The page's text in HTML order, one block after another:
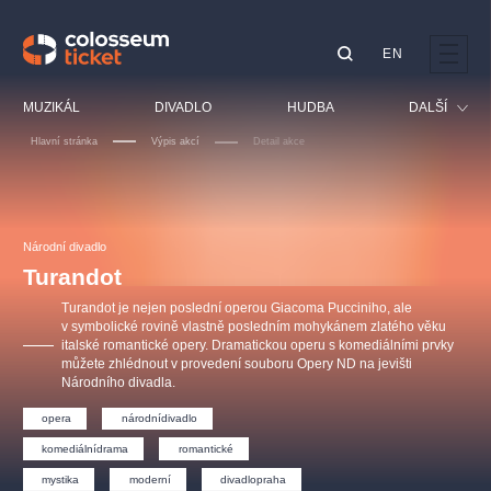
MUZIKÁL DIVADLO HUDBA DALŠÍ
Sport
Ostatní
EN
Hlavní stránka Výpis akcí Detail akce
Národní divadlo
Turandot
Turandot je nejen poslední operou Giacoma Pucciniho, ale
v symbolické rovině vlastně posledním mohykánem zlatého věku
italské romantické opery. Dramatickou operu s komediálními prvky
můžete zhlédnout v provedení souboru Opery ND na jevišti
Národního divadla.
opera národnídivadlo
komediálnídrama romantické
mystika moderní divadlopraha
OBYČEJNÁ HOLKA
Agentura 44, s.r.o.
Ostatní hledají
muzikálypraha
Nejnavštěvovanější